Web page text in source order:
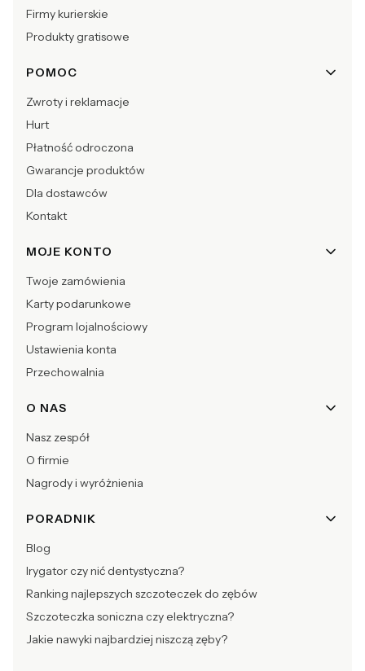
Firmy kurierskie
Produkty gratisowe
POMOC
Zwroty i reklamacje
Hurt
Płatność odroczona
Gwarancje produktów
Dla dostawców
Kontakt
MOJE KONTO
Twoje zamówienia
Karty podarunkowe
Program lojalnościowy
Ustawienia konta
Przechowalnia
O NAS
Nasz zespół
O firmie
Nagrody i wyróżnienia
PORADNIK
Blog
Irygator czy nić dentystyczna?
Ranking najlepszych szczoteczek do zębów
Szczoteczka soniczna czy elektryczna?
Jakie nawyki najbardziej niszczą zęby?